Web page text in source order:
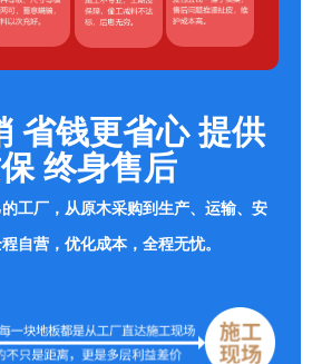
省钱更省心 提供
终身售后
工厂，从原木采购到生产、运输、安
自营，优化成本，全程无忧。